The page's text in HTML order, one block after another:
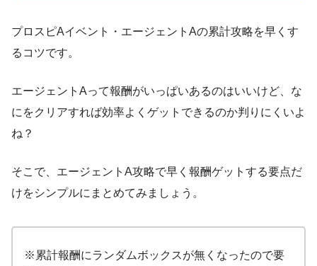
プロスピAイベント・エージェントAの累計攻略を早くす
るコツです。
エージェントAって報酬がいっぱいあるのはいいけど、な
にをクリアすれば効率よくゲットできるのか判りにくいよ
ね？
そこで、エージェントA攻略で早く報酬ゲットする要点だ
けをシンプルにまとめてみましょう。
※累計報酬にランダムボックスが無くなったので要